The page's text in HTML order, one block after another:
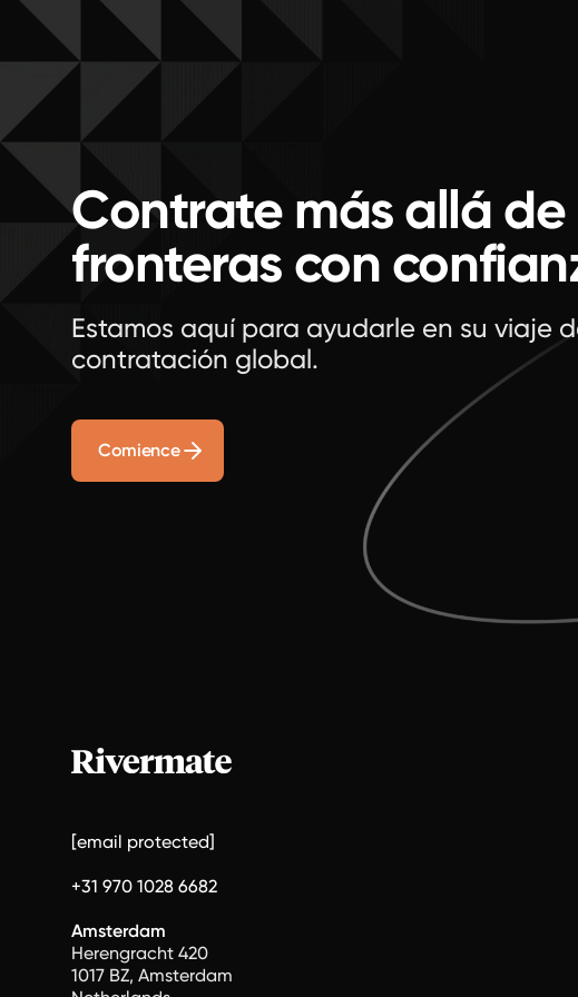
incluido en cada plan y qué puede generar
cargos adicionales—como beneficios
localizados, patrocinio de visas o cobertura
de cumplimiento normativo. Se presentará a
Rivermate como una alternativa competitiva,
de 160 países. Los lectores deberían obtener
una comprensión clara de los precios de
Oyster, al mismo tiempo que se les anima a
compararlos con el modelo más flexible y
rentable de Rivermate para la contratación
Contrate más allá de
fronteras con
Estamos aquí para ayudarle en su viaje
contratación global.
Comience
[email protected]
+31 970 1028 6682
Amsterdam
Herengracht 420
1017 BZ, Amsterdam